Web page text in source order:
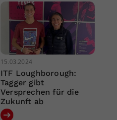
15.03.2024
ITF Loughborough:
Tagger gibt
Versprechen für die
Zukunft ab